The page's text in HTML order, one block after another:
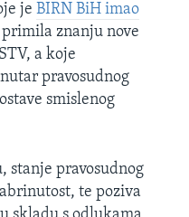
je BIRN BiH imao
znanju nove
a koje
pravosudnog
smislenog
stanje pravosudnog
te poziva